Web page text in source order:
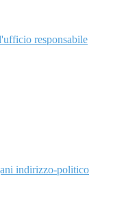
responsabile
indirizzo-politico